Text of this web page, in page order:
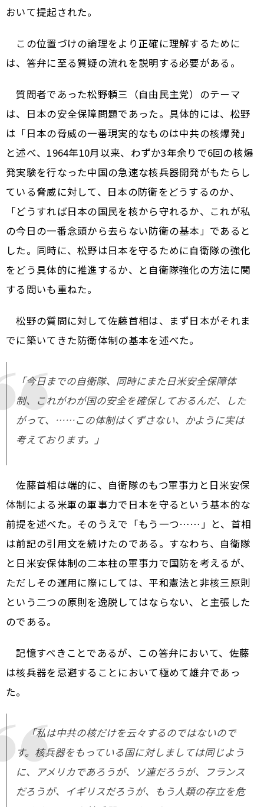
おいて提起された。
この位置づけの論理をより正確に理解するために
は、答弁に至る質疑の流れを説明する必要がある。
質問者であった松野頼三（自由民主党）のテーマ
は、日本の安全保障問題であった。具体的には、松野
は「日本の脅威の一番現実的なものは中共の核爆発」
と述べ、1964年10月以来、わずか3年余りで6回の核爆
発実験を行なった中国の急速な核兵器開発がもたらし
ている脅威に対して、日本の防衛をどうするのか、
「どうすれば日本の国民を核から守れるか、これが私
の今日の一番念頭から去らない防衛の基本」であると
した。同時に、松野は日本を守るために自衛隊の強化
をどう具体的に推進するか、と自衛隊強化の方法に関
する問いも重ねた。
松野の質問に対して佐藤首相は、まず日本がそれま
でに築いてきた防衛体制の基本を述べた。
「今日までの自衛隊、同時にまた日米安全保障体
制、これがわが国の安全を確保しておるんだ、した
がって、……この体制はくずさない、かように実は
考えております。」
佐藤首相は端的に、自衛隊のもつ軍事力と日米安保
体制による米軍の軍事力で日本を守るという基本的な
前提を述べた。そのうえで「もう一つ……」と、首相
は前記の引用文を続けたのである。すなわち、自衛隊
と日米安保体制の二本柱の軍事力で国防を考えるが、
ただしその運用に際にしては、平和憲法と非核三原則
という二つの原則を逸脱してはならない、と主張した
のである。
記憶すべきことであるが、この答弁において、佐藤
は核兵器を忌避することにおいて極めて雄弁であっ
た。
「私は中共の核だけを云々するのではないので
す。核兵器をもっている国に対しましては同じよう
に、アメリカであろうが、ソ連だろうが、フランス
だろうが、イギリスだろうが、もう人類の存立を危